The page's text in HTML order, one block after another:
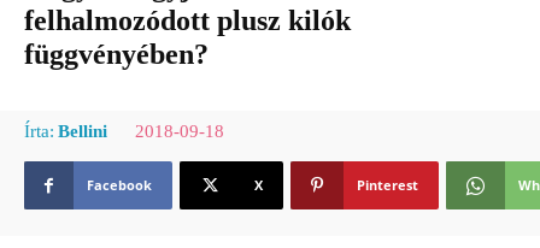
felhalmozódott plusz kilók
függvényében?
Írta: Bellini 2018-09-18
Facebook X Pinterest